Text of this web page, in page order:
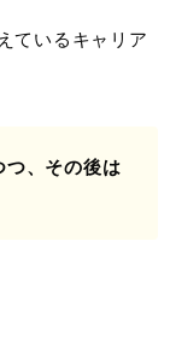
ているキャリア
つ、その後は